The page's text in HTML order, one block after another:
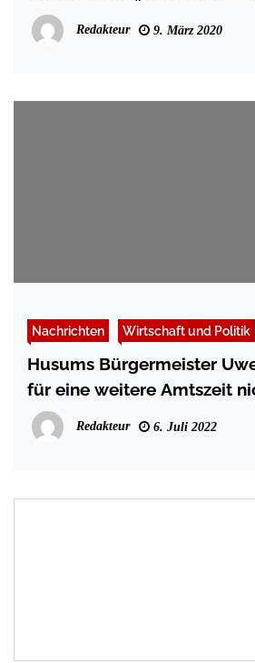
Redakteur 9. März 2020
Nachrichten Wirtschaft und Politik
Husums Bürgermeister
für eine weitere Amtszeit
Verfügung
Redakteur 6. Juli 2022